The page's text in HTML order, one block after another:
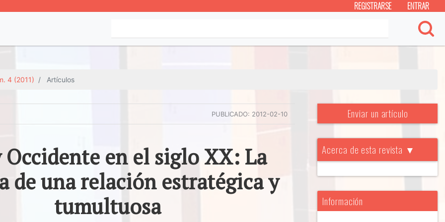
REGISTRARSE ENTRAR
4 (2011) Artículos
PUBLICADO: 2012-02-10
en el siglo XX: La
de una relación estratégica y
tumultuosa
Enviar un artículo
Acerca de esta revista ▼
Información